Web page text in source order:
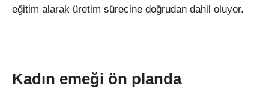
eğitim alarak üretim sürecine doğrudan dahil oluyor.
Kadın emeği ön planda